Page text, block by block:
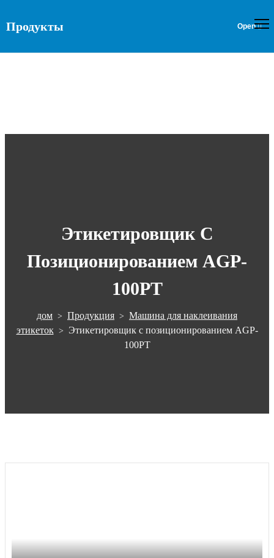
Этикетировщик С
Позиционированием AGP-
100PT
дом > Продукция > Машина для наклеивания
этикеток> Этикетировщик с позиционированием AGP-
100PT
Продукты